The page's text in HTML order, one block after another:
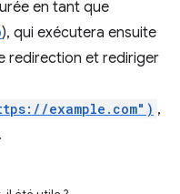
en tant que
), qui exécutera ensuite
redirection et rediriger
example.com") ,